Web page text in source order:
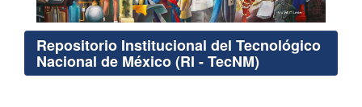
Repositorio Institucional del Tecnológico
Nacional de México (RI - TecNM)